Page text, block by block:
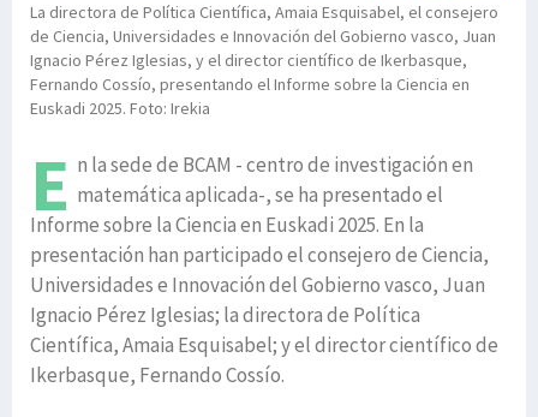
La directora de Política Científica, Amaia Esquisabel, el consejero
de Ciencia, Universidades e Innovación del Gobierno vasco, Juan
Ignacio Pérez Iglesias, y el director científico de Ikerbasque,
Fernando Cossío, presentando el Informe sobre la Ciencia en
Euskadi 2025. Foto: Irekia
E n la sede de BCAM - centro de investigación en
matemática aplicada-, se ha presentado el
Informe sobre la Ciencia en Euskadi 2025. En la
presentación han participado el consejero de Ciencia,
Universidades e Innovación del Gobierno vasco, Juan
Ignacio Pérez Iglesias; la directora de Política
Científica, Amaia Esquisabel; y el director científico de
Ikerbasque, Fernando Cossío.